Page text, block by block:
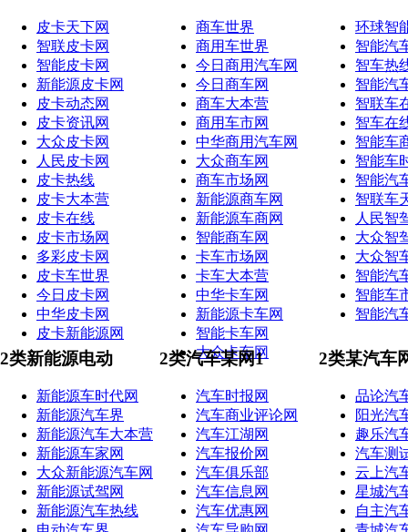
皮卡天下网
智联皮卡网
智能皮卡网
新能源皮卡网
皮卡动态网
皮卡资讯网
大众皮卡网
人民皮卡网
皮卡热线
皮卡大本营
皮卡在线
皮卡市场网
多彩皮卡网
皮卡车世界
今日皮卡网
中华皮卡网
皮卡新能源网
商车世界
商用车世界
今日商用汽车网
今日商车网
商车大本营
商用车市网
中华商用汽车网
大众商车网
商车市场网
新能源商车网
新能源车商网
智能商车网
卡车市场网
卡车大本营
中华卡车网
新能源卡车网
智能卡车网
大众卡车网
环球智
智能汽
智车热
智能汽
智联车
智车在
智能车
智能车
智能汽
智联车
人民智
大众智
大众智
智能汽
智能车
智能汽
2类新能源电动
新能源车时代网
新能源汽车界
新能源汽车大本营
新能源车家网
大众新能源汽车网
新能源试驾网
新能源汽车热线
2类汽车某网1
汽车时报网
汽车商业评论网
汽车江湖网
汽车报价网
汽车俱乐部
汽车信息网
汽车优惠网
2类某汽车
品论汽
阳光汽
趣乐汽
汽车测
云上汽
星城汽
自主汽